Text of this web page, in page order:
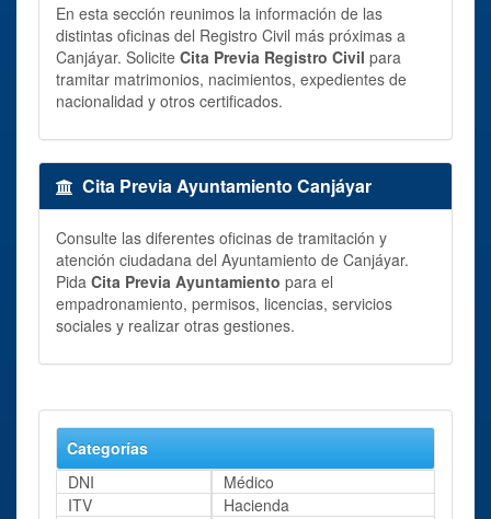
En esta sección reunimos la información de las
distintas oficinas del Registro Civil más próximas a
Canjáyar. Solicite Cita Previa Registro Civil para
tramitar matrimonios, nacimientos, expedientes de
nacionalidad y otros certificados.
Cita Previa Ayuntamiento Canjáyar
Consulte las diferentes oficinas de tramitación y
atención ciudadana del Ayuntamiento de Canjáyar.
Pida Cita Previa Ayuntamiento para el
empadronamiento, permisos, licencias, servicios
sociales y realizar otras gestiones.
Categorías
DNI
Médico
ITV
Hacienda